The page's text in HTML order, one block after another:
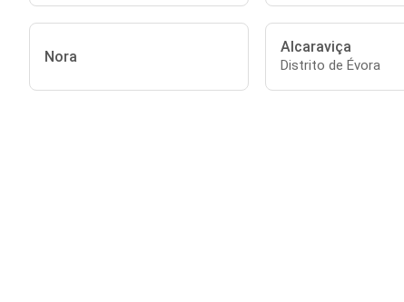
Nora
Alcaraviça
Distrito de Évora